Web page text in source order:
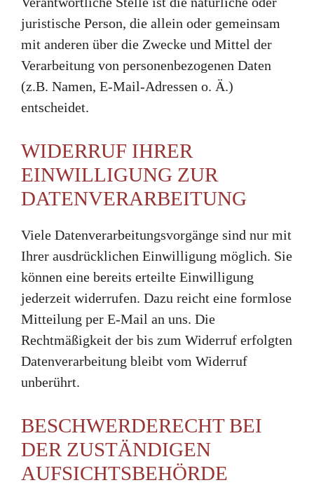
juristische Person, die allein oder gemeinsam
mit anderen über die Zwecke und Mittel der
Verarbeitung von personenbezogenen Daten
(z.B. Namen, E-Mail-Adressen o. Ä.)
entscheidet.
WIDERRUF IHRER
EINWILLIGUNG ZUR
DATENVERARBEITUNG
Viele Datenverarbeitungsvorgänge sind nur mit
Ihrer ausdrücklichen Einwilligung möglich. Sie
können eine bereits erteilte Einwilligung
jederzeit widerrufen. Dazu reicht eine formlose
Mitteilung per E-Mail an uns. Die
Rechtmäßigkeit der bis zum Widerruf erfolgten
Datenverarbeitung bleibt vom Widerruf
unberührt.
BESCHWERDERECHT BEI
DER ZUSTÄNDIGEN
AUFSICHTSBEHÖRDE